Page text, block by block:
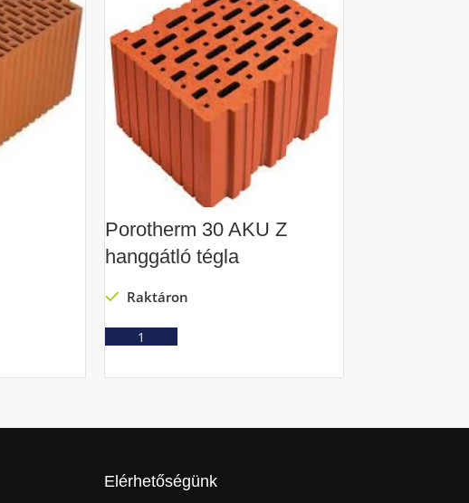
Porotherm 30 AKU Z
hanggátló tégla
Raktáron
Elérhetőségünk